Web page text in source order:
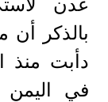
عدن
بالذكر أن
دأبت منذ
في